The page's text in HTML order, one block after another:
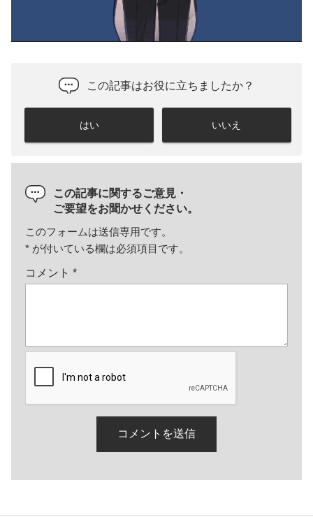
この記事はお役に立ちましたか？
はい いいえ
この記事に関するご意見・
ご要望をお聞かせください。
このフォームは送信専用です。
* が付いている欄は必須項目です。
コメント *